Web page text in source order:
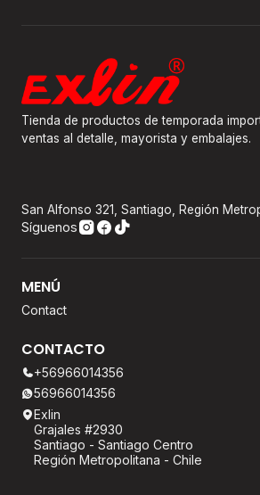
Tienda de productos de temporada
ventas al detalle, mayorista y embalajes.
San Alfonso 321, Santiago, Región
Síguenos
MENÚ
Contact
CONTACTO
+56966014356
56966014356
Exlin
Grajales #2930
Santiago - Santiago Centro
Región Metropolitana - Chile